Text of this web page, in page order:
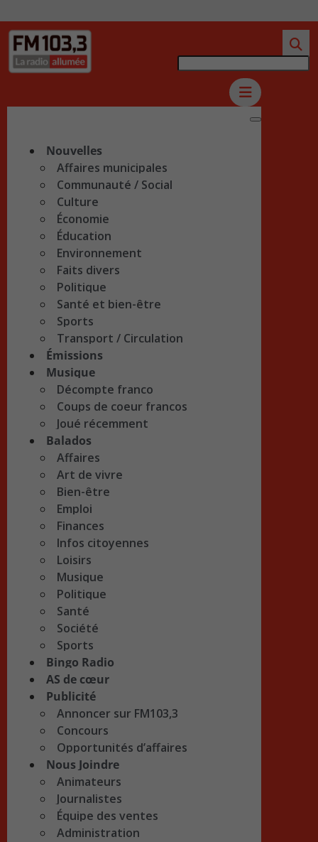
Nouvelles
Affaires municipales
Communauté / Social
Culture
Économie
Éducation
Environnement
Faits divers
Politique
Santé et bien-être
Sports
Transport / Circulation
Émissions
Musique
Décompte franco
Coups de coeur francos
Joué récemment
Balados
Affaires
Art de vivre
Bien-être
Emploi
Finances
Infos citoyennes
Loisirs
Musique
Politique
Santé
Société
Sports
Bingo Radio
AS de cœur
Publicité
Annoncer sur FM103,3
Concours
Opportunités d’affaires
Nous Joindre
Animateurs
Journalistes
Équipe des ventes
Administration